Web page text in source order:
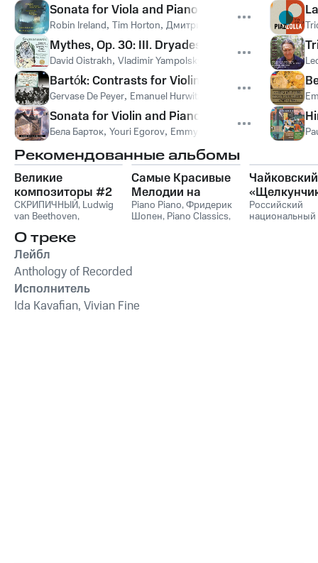
Sonata for Viola and Piano, Op. 147: I. Moderato
Robin Ireland, Tim Horton, Дмитрий Дмитриевич
Mythes, Op. 30: III. Dryades et Pan (Poco
David Oistrakh, Vladimir Yampolsky Кароль Шимановский
Bartók: Contrasts for Violin, Clarinet and Piano,
Gervase De Peyer, Emanuel Hurwitz Lamar Crowson,Бела
Sonata for Violin and Piano No. 2 in C-Sharp
Бела Барток, Youri Egorov, Emmy Verhey
Рекомендованные альбомы
Великие
композиторы #2
СКРИПИЧНЫЙ, Ludwig
van Beethoven,
Франц Шуберт
String Orchestra
Антонио Вивальди
Самые Красивые
Мелодии на
Пианино
Piano Piano,Фридерик
Шопен, Piano Classics,
Чайковский
Российский
национальный
О треке
Лейбл
Anthology of Recorded
Исполнитель
Ida Kavafian, Vivian Fine